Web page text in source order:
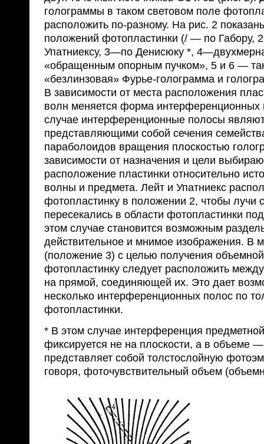
голограммы в таком световом поле
расположить по-разному. На рис. 2
положений фотопластинки (/ — по Габору,
Упатниексу, 3—по Денисюку *,
«обращенным опорным пучком», 5 и 6 —
«безлинзовая» Фурье-голограмма и
В зависимости от места расположения
волн меняется форма
случае интерференционные полосы
представляющими собой сечения
параболоидов вращения плоскостью
зависимости от назначения и цели
расположение пластинки относительно
волны и предмета. Лейт и Упатниекс
фотопластинку в положении 2, чтобы лучи
пересекались в области фотопластинки
этом случае становится возможным
действительное и мнимое изображения. В
(положение 3) с целью получения
фотопластинку следует расположить
на прямой, соединяющей их. Это дает
несколько интерференционных полос по
фотопластинки.
* В этом случае интерференция
фиксируется не на плоскости, а в объеме
представляет собой толстослойную
говоря, фоточувствительный объем